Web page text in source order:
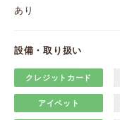
あり
設備・取り扱い
クレジットカード
アイペット